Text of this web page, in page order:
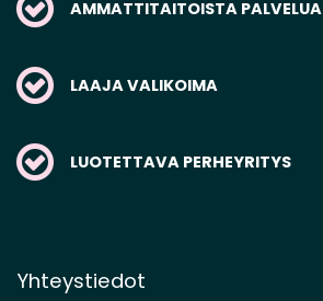
AMMATTITAITOISTA PALVELUA
LAAJA VALIKOIMA
LUOTETTAVA PERHEYRITYS
Yhteystiedot